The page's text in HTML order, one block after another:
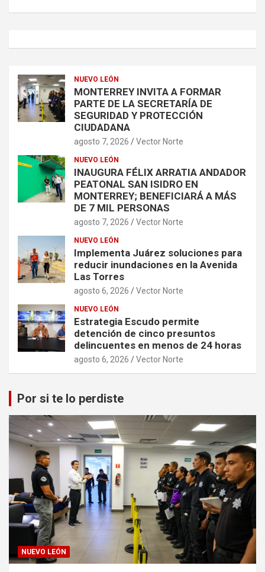
NUEVO LEÓN
MONTERREY INVITA A FORMAR
PARTE DE LA SECRETARÍA DE
SEGURIDAD Y PROTECCIÓN
CIUDADANA
agosto 7, 2026 Vector Norte
NUEVO LEÓN
INAUGURA FÉLIX ARRATIA ANDADOR
PEATONAL SAN ISIDRO EN
MONTERREY; BENEFICIARÁ A MÁS
DE 7 MIL PERSONAS
agosto 7, 2026 Vector Norte
NUEVO LEÓN
Implementa Juárez soluciones para
reducir inundaciones en la Avenida
Las Torres
agosto 6, 2026 Vector Norte
NUEVO LEÓN
Estrategia Escudo permite
detención de cinco presuntos
delincuentes en menos de 24 horas
agosto 6, 2026 Vector Norte
Por si te lo perdiste
NUEVO LEÓN